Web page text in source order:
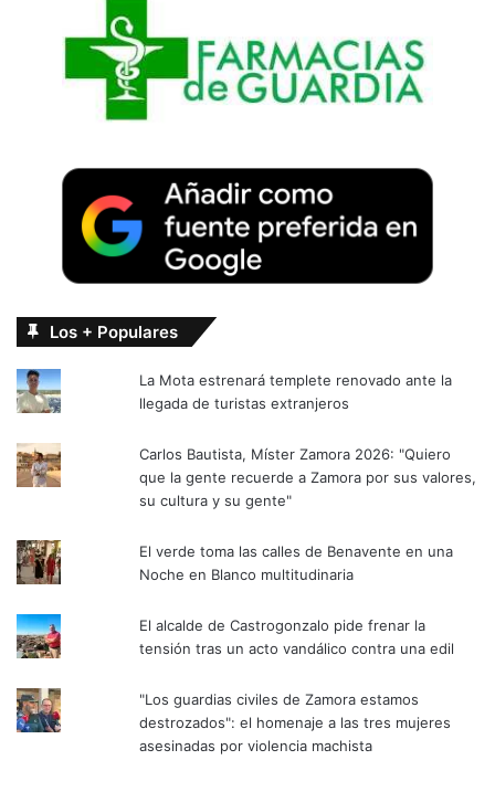
Los + Populares
La Mota estrenará templete renovado ante la
llegada de turistas extranjeros
Carlos Bautista, Míster Zamora 2026: "Quiero
que la gente recuerde a Zamora por sus valores,
su cultura y su gente"
El verde toma las calles de Benavente en una
Noche en Blanco multitudinaria
El alcalde de Castrogonzalo pide frenar la
tensión tras un acto vandálico contra una edil
"Los guardias civiles de Zamora estamos
destrozados": el homenaje a las tres mujeres
asesinadas por violencia machista